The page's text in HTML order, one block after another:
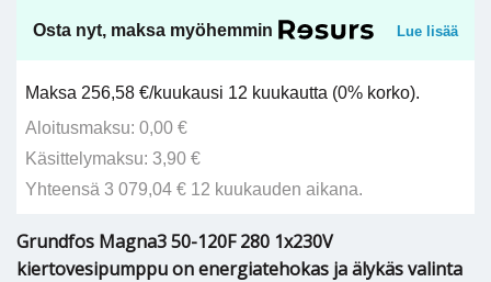
Osta nyt, maksa myöhemmin Lue lisää
Maksa 256,58 €/kuukausi 12 kuukautta (0% korko).
Aloitusmaksu: 0,00 €
Käsittelymaksu: 3,90 €
Yhteensä 3 079,04 € 12 kuukauden aikana.
Grundfos Magna3 50-120F 280 1x230V
kiertovesipumppu on energiatehokas ja älykäs valinta